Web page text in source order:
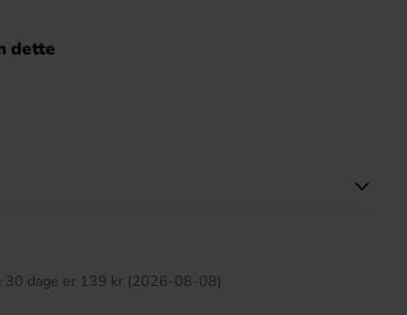
dette
30 dage er 139 kr (2026-08-08)